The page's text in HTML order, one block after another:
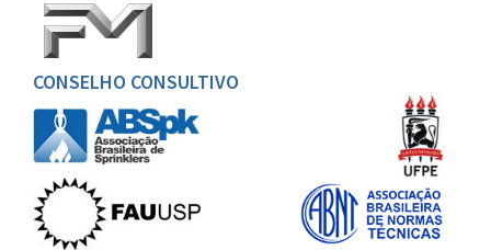
CONSELHO CONSULTIVO